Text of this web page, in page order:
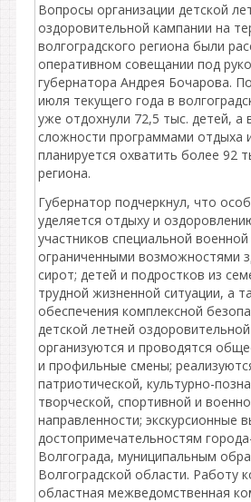
Вопросы организации детской
оздоровительной кампании на
волгоградского региона были
оперативном совещании под
губернатора Андрея Бочарова.
июля текущего года в
уже отдохнули 72,5 тыс. детей, а
сложности программами отдыха
планируется охватить более 92
региона.
Губернатор подчеркнул, что
уделяется отдыху и
участников специальной
ограниченными возможностями
сирот; детей и подростков из
трудной жизненной ситуации, а
обеспечения комплексной
детской летней
организуются и проводятся
и профильные смены;
патриотической, культурно-
творческой, спортивной и
направленности; экскурсионные
достопримечательностям
Волгограда, муниципальным
Волгоградской области. Работу
областная межведомственная